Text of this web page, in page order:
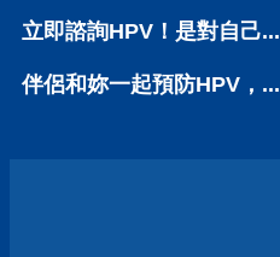
立即諮詢HPV！是對自己...
伴侶和妳一起預防HPV，...